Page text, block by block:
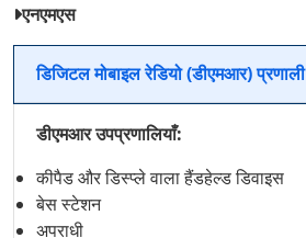
एनएमएस
डिजिटल मोबाइल रेडियो (डीएमआर) प्रणाली
डीएमआर उपप्रणालियाँ:
कीपैड और डिस्प्ले वाला हैंडहेल्ड डिवाइस
बेस स्टेशन
अपराधी